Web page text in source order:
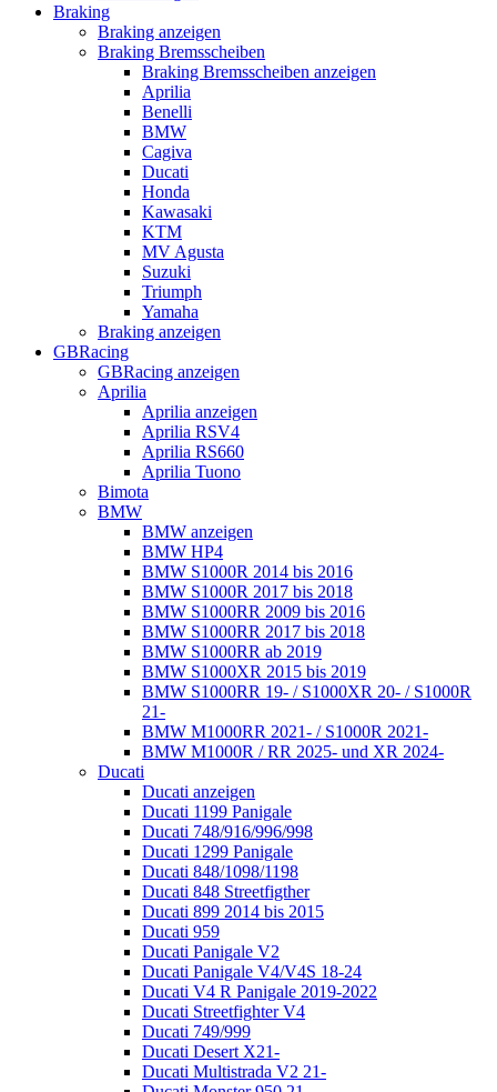
Braking
Braking anzeigen
Braking Bremsscheiben
Braking Bremsscheiben anzeigen
Aprilia
Benelli
BMW
Cagiva
Ducati
Honda
Kawasaki
KTM
MV Agusta
Suzuki
Triumph
Yamaha
Braking anzeigen
GBRacing
GBRacing anzeigen
Aprilia
Aprilia anzeigen
Aprilia RSV4
Aprilia RS660
Aprilia Tuono
Bimota
BMW
BMW anzeigen
BMW HP4
BMW S1000R 2014 bis 2016
BMW S1000R 2017 bis 2018
BMW S1000RR 2009 bis 2016
BMW S1000RR 2017 bis 2018
BMW S1000RR ab 2019
BMW S1000XR 2015 bis 2019
BMW S1000RR 19- / S1000XR 20- / S1000R
21-
BMW M1000RR 2021- / S1000R 2021-
BMW M1000R / RR 2025- und XR 2024-
Ducati
Ducati anzeigen
Ducati 1199 Panigale
Ducati 748/916/996/998
Ducati 1299 Panigale
Ducati 848/1098/1198
Ducati 848 Streetfigther
Ducati 899 2014 bis 2015
Ducati 959
Ducati Panigale V2
Ducati Panigale V4/V4S 18-24
Ducati V4 R Panigale 2019-2022
Ducati Streetfighter V4
Ducati 749/999
Ducati Desert X21-
Ducati Multistrada V2 21-